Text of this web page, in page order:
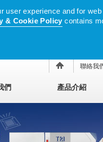
user experience and for
& Cookie Policy contains
聯絡我
們 產品介紹